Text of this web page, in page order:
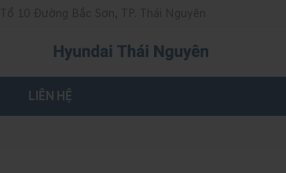
LIÊN HỆ